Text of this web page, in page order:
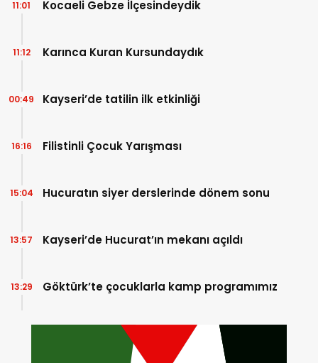
Kocaeli Gebze İlçesindeydik
11:01
Karınca Kuran Kursundaydık
11:12
Kayseri’de tatilin ilk etkinliği
00:49
Filistinli Çocuk Yarışması
16:16
Hucuratın siyer derslerinde dönem sonu
15:04
Kayseri’de Hucurat’ın mekanı açıldı
13:57
Göktürk’te çocuklarla kamp programımız
13:29